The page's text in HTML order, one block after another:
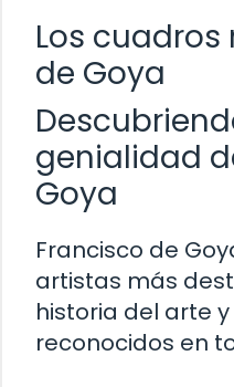
Los
de Goya
genialidad
Goya
Francisco de
artistas más
historia del arte
reconocidos en